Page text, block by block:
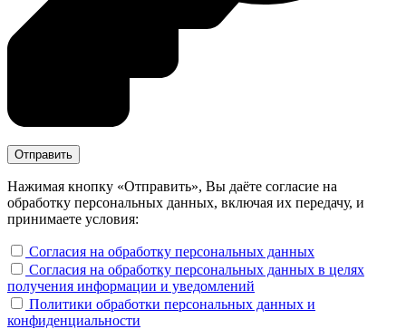
Нажимая кнопку «Отправить», Вы даёте согласие на
обработку персональных данных, включая их передачу, и
принимаете условия:
Согласия на обработку персональных данных
Согласия на обработку персональных данных в целях
получения информации и уведомлений
Политики обработки персональных данных и
конфиденциальности